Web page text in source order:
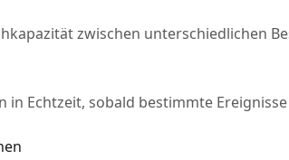
zwischen unterschiedlichen
Echtzeit, sobald bestimmte